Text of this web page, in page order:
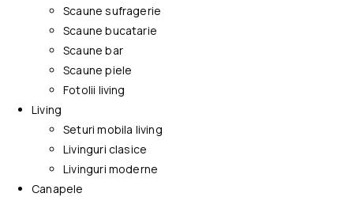
Scaune sufragerie
Scaune bucatarie
Scaune bar
Scaune piele
Fotolii living
Living
Seturi mobila living
Livinguri clasice
Livinguri moderne
Canapele